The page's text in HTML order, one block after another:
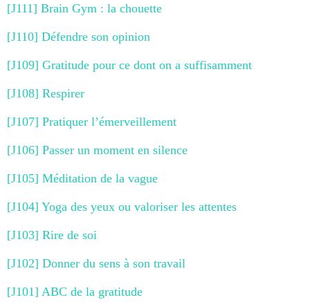
[J111] Brain Gym : la chouette
[J110] Défendre son opinion
[J109] Gratitude pour ce dont on a suffisamment
[J108] Respirer
[J107] Pratiquer l’émerveillement
[J106] Passer un moment en silence
[J105] Méditation de la vague
[J104] Yoga des yeux ou valoriser les attentes
[J103] Rire de soi
[J102] Donner du sens à son travail
[J101] ABC de la gratitude